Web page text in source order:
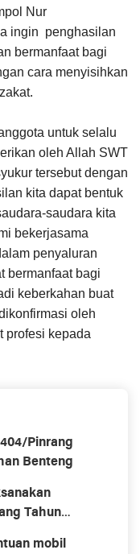
Nur
ingin penghasilan
bermanfaat bagi
cara menyisihkan
untuk selalu
oleh Allah SWT
tersebut dengan
kita dapat bentuk
saudara kita
bekerjasama
penyaluran
bermanfaat bagi
keberkahan buat
oleh
profesi kepada
Pinrang
Benteng
Tahun
mobil